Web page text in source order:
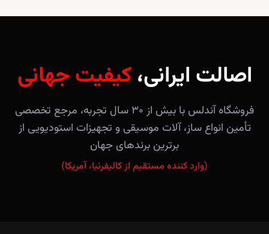
اصالت ایرانی،کیفیت جهانی
فروشگاه آندلس با بیش از ۳۰ سال تجربه، مرجع تخصصی
تأمین انواع ساز، آلات موسیقی و تجهیزات استودیویی از
برترین برندهای جهان
(وارد کننده مستقیم از کالیفرنیا، آمریکا)